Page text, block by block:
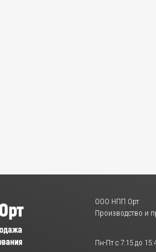
ООО НПП Орт
Производство и
Пн-Пт с 7:15 до